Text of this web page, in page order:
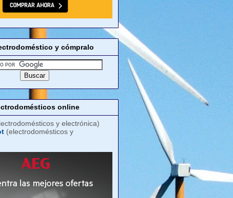
y cómpralo
online
y electrónica)
(electrodomésticos y